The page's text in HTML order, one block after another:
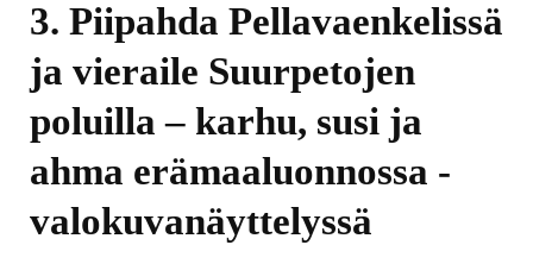
3. Piipahda Pellavaenkelissä
ja vieraile Suurpetojen
poluilla – karhu, susi ja
ahma erämaaluonnossa -
valokuvanäyttelyssä